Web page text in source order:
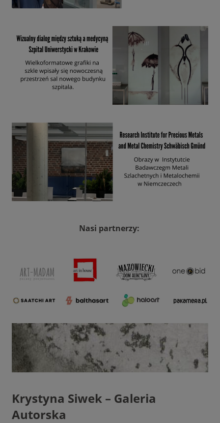
Nasi partnerzy:
Krystyna Siwek – Galeria
Autorska